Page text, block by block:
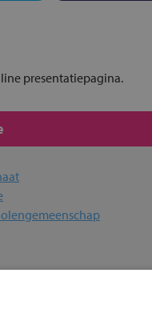
presentatiepagina.